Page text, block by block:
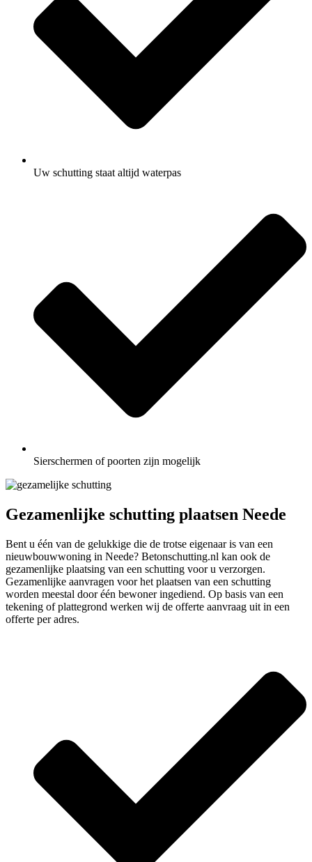
Uw schutting staat altijd waterpas
Sierschermen of poorten zijn mogelijk
Gezamenlijke schutting plaatsen Neede
Bent u één van de gelukkige die de trotse eigenaar is van een
nieuwbouwwoning in Neede? Betonschutting.nl kan ook de
gezamenlijke plaatsing van een schutting voor u verzorgen.
Gezamenlijke aanvragen voor het plaatsen van een schutting
worden meestal door één bewoner ingediend. Op basis van een
tekening of plattegrond werken wij de offerte aanvraag uit in een
offerte per adres.